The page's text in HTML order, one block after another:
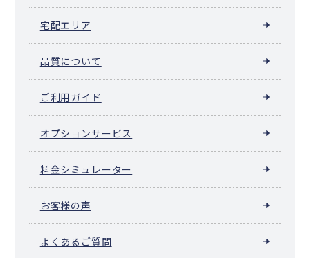
宅配エリア
品質について
ご利用ガイド
オプションサービス
料金シミュレーター
お客様の声
よくあるご質問